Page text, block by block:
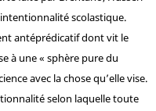
scolastique.
antéprédicatif dont vit le
à une « sphère pure du
avec la chose qu’elle vise.
selon laquelle toute